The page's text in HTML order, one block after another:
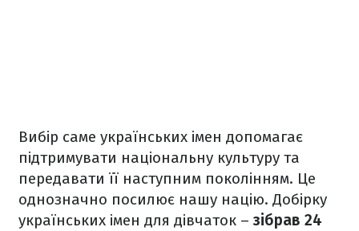
Вибір саме українських імен допомагає
підтримувати національну культуру та
передавати її наступним поколінням. Це
однозначно посилює нашу націю. Добірку
українських імен для дівчаток –зібрав 24